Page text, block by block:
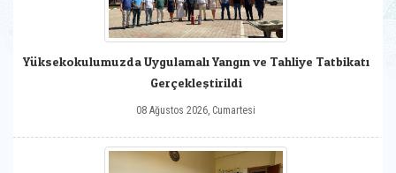
Yüksekokulumuzda Uygulamalı Yangın ve Tahliye Tatbikatı
Gerçekleştirildi
08 Ağustos 2026, Cumartesi